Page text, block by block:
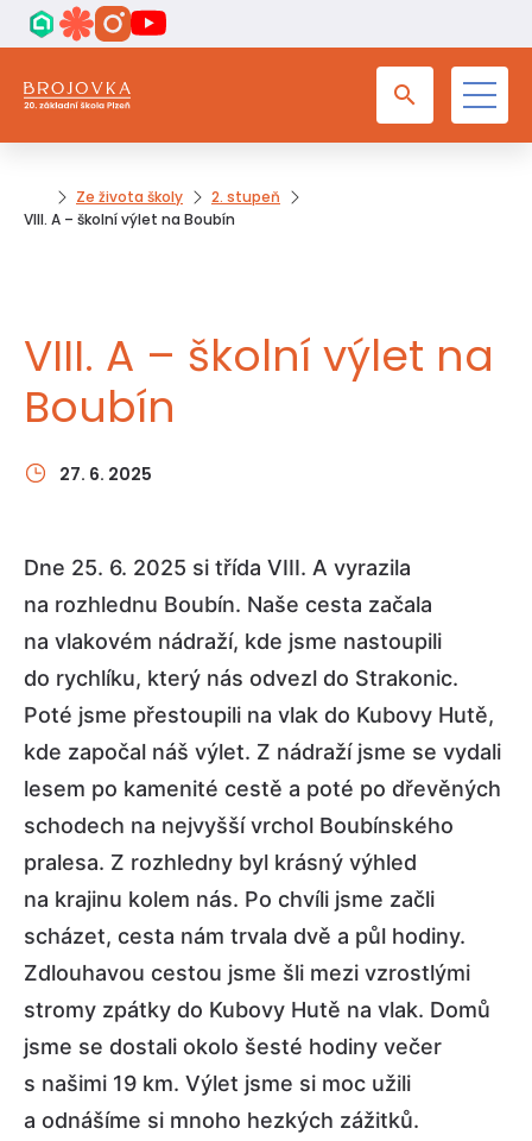
Ze života školy
2. stupeň
VIII. A – školní výlet na Boubín
VIII. A – školní výlet na
Boubín
27. 6. 2025
Dne 25. 6. 2025 si třída VIII. A vyrazila
na rozhlednu Boubín. Naše cesta začala
na vlakovém nádraží, kde jsme nastoupili
do rychlíku, který nás odvezl do Strakonic.
Poté jsme přestoupili na vlak do Kubovy Hutě,
kde započal náš výlet. Z nádraží jsme se vydali
lesem po kamenité cestě a poté po dřevěných
schodech na nejvyšší vrchol Boubínského
pralesa. Z rozhledny byl krásný výhled
na krajinu kolem nás. Po chvíli jsme začli
scházet, cesta nám trvala dvě a půl hodiny.
Zdlouhavou cestou jsme šli mezi vzrostlými
stromy zpátky do Kubovy Hutě na vlak. Domů
jsme se dostali okolo šesté hodiny večer
s našimi 19 km. Výlet jsme si moc užili
a odnášíme si mnoho hezkých zážitků.